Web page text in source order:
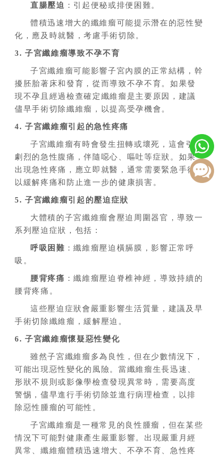
直腸壓迫 ：引起便秘或排便困難。
體積迅速增大的纖維瘤可能提示潛在的惡性變
化，應及時就醫，考慮手術切除。
3. 子宮纖維瘤導致不孕不育
子宮纖維瘤可能影響子宮內膜的正常結構，幹
擾胚胎著床和發育，從而導致不孕不育。如果發
現不孕且經過檢查確定纖維瘤是主要原因，建議
儘早手術切除纖維瘤，以提高受孕機會。
4. 子宮纖維瘤引起的急性疼痛
子宮纖維瘤有時會發生扭轉或壞死，這會引起
劇烈的急性腹痛，伴隨噁心、嘔吐等症狀。如果
出現急性疼痛，應立即就醫，通常需要緊急手術
以緩解疼痛和防止進一步的健康損害。
5. 子宮纖維瘤引起的壓迫症狀
大體積的子宮纖維瘤會壓迫周圍器官，導致一
系列壓迫症狀，包括：
呼吸困難 ：纖維瘤壓迫橫膈膜，影響正常呼
吸。
腰背疼痛 ：纖維瘤壓迫脊椎神經，導致持續的
腰背疼痛。
這些壓迫症狀會嚴重影響生活質量，建議及早
手術切除纖維瘤，緩解壓迫。
6. 子宮纖維瘤懷疑惡性變化
雖然子宮纖維瘤多為良性，但在少數情況下，
可能出現惡性變化的風險。當纖維瘤生長迅速、
形狀不規則或影像學檢查發現異常時，需要高度
警惕，儘早進行手術切除並進行病理檢查，以排
除惡性腫瘤的可能性。
子宮纖維瘤是一種常見的良性腫瘤，但在某些
情況下可能對健康產生嚴重影響。出現嚴重月經
異常、纖維瘤體積迅速增大、不孕不育、急性疼